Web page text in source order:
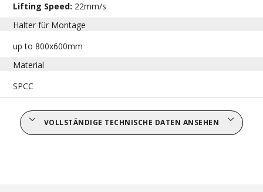
Lifting Speed: 22mm/s
Halter für Montage
up to 800x600mm
Material
SPCC
VOLLSTÄNDIGE TECHNISCHE DATEN ANSEHEN